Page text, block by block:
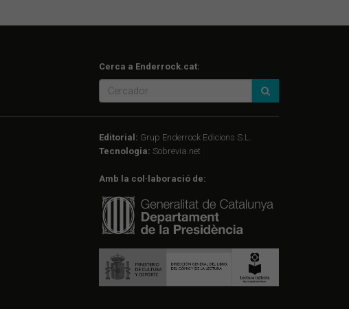
Cerca a Enderrock.cat:
Editorial: Grup Enderrock Edicions S.L.
Tecnologia: Sobrevia.net
Amb la col·laboració de: